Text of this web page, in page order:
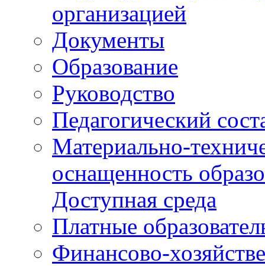
организацией
Документы
Образование
Руководство
Педагогический
Материально-
оснащенность
Доступная среда
Платные
Финансово-